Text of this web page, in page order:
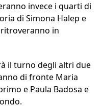
invece i quarti di
di Simona Halep e
in
il turno degli altri due
di fronte Maria
e Paula Badosa e